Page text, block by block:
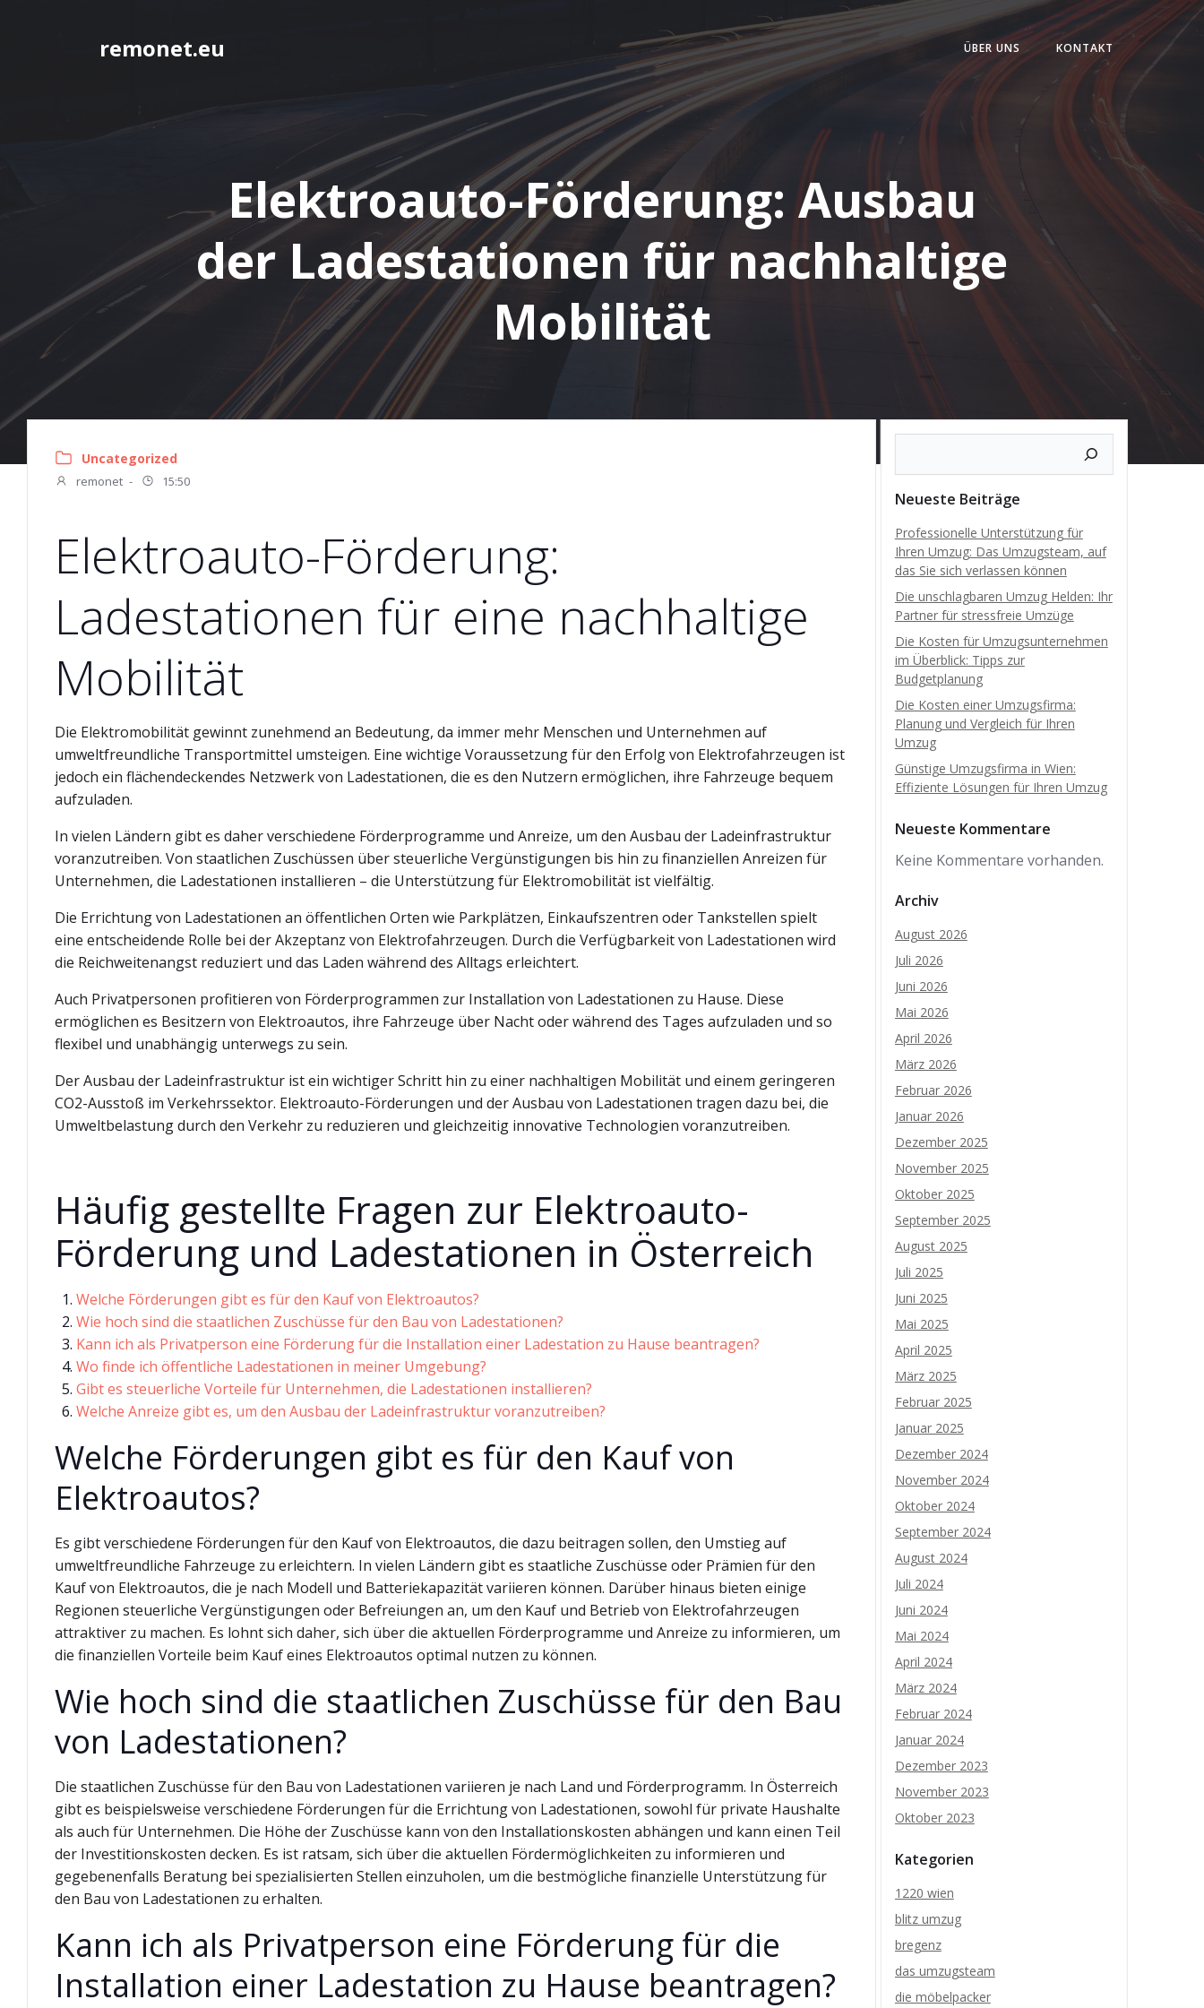
remonet.eu ÜBER UNS KONTAKT
Elektroauto-Förderung: Ausbau
der Ladestationen für nachhaltige
Mobilität
Uncategorized
remonet - 15:50
Elektroauto-Förderung:
Ladestationen für eine nachhaltige
Mobilität
Die Elektromobilität gewinnt zunehmend an Bedeutung, da immer mehr Menschen und Unternehmen auf
umweltfreundliche Transportmittel umsteigen. Eine wichtige Voraussetzung für den Erfolg von Elektrofahrzeugen ist
jedoch ein flächendeckendes Netzwerk von Ladestationen, die es den Nutzern ermöglichen, ihre Fahrzeuge bequem
aufzuladen.
In vielen Ländern gibt es daher verschiedene Förderprogramme und Anreize, um den Ausbau der Ladeinfrastruktur
voranzutreiben. Von staatlichen Zuschüssen über steuerliche Vergünstigungen bis hin zu finanziellen Anreizen für
Unternehmen, die Ladestationen installieren – die Unterstützung für Elektromobilität ist vielfältig.
Die Errichtung von Ladestationen an öffentlichen Orten wie Parkplätzen, Einkaufszentren oder Tankstellen spielt
eine entscheidende Rolle bei der Akzeptanz von Elektrofahrzeugen. Durch die Verfügbarkeit von Ladestationen wird
die Reichweitenangst reduziert und das Laden während des Alltags erleichtert.
Auch Privatpersonen profitieren von Förderprogrammen zur Installation von Ladestationen zu Hause. Diese
ermöglichen es Besitzern von Elektroautos, ihre Fahrzeuge über Nacht oder während des Tages aufzuladen und so
flexibel und unabhängig unterwegs zu sein.
Der Ausbau der Ladeinfrastruktur ist ein wichtiger Schritt hin zu einer nachhaltigen Mobilität und einem geringeren
CO2-Ausstoß im Verkehrssektor. Elektroauto-Förderungen und der Ausbau von Ladestationen tragen dazu bei, die
Umweltbelastung durch den Verkehr zu reduzieren und gleichzeitig innovative Technologien voranzutreiben.
Häufig gestellte Fragen zur Elektroauto-
Förderung und Ladestationen in Österreich
Welche Förderungen gibt es für den Kauf von Elektroautos?
Wie hoch sind die staatlichen Zuschüsse für den Bau von Ladestationen?
Kann ich als Privatperson eine Förderung für die Installation einer Ladestation zu Hause beantragen?
Wo finde ich öffentliche Ladestationen in meiner Umgebung?
Gibt es steuerliche Vorteile für Unternehmen, die Ladestationen installieren?
Welche Anreize gibt es, um den Ausbau der Ladeinfrastruktur voranzutreiben?
Welche Förderungen gibt es für den Kauf von
Elektroautos?
Es gibt verschiedene Förderungen für den Kauf von Elektroautos, die dazu beitragen sollen, den Umstieg auf
umweltfreundliche Fahrzeuge zu erleichtern. In vielen Ländern gibt es staatliche Zuschüsse oder Prämien für den
Kauf von Elektroautos, die je nach Modell und Batteriekapazität variieren können. Darüber hinaus bieten einige
Regionen steuerliche Vergünstigungen oder Befreiungen an, um den Kauf und Betrieb von Elektrofahrzeugen
attraktiver zu machen. Es lohnt sich daher, sich über die aktuellen Förderprogramme und Anreize zu informieren, um
die finanziellen Vorteile beim Kauf eines Elektroautos optimal nutzen zu können.
Wie hoch sind die staatlichen Zuschüsse für den Bau
von Ladestationen?
Die staatlichen Zuschüsse für den Bau von Ladestationen variieren je nach Land und Förderprogramm. In Österreich
gibt es beispielsweise verschiedene Förderungen für die Errichtung von Ladestationen, sowohl für private Haushalte
als auch für Unternehmen. Die Höhe der Zuschüsse kann von den Installationskosten abhängen und kann einen Teil
der Investitionskosten decken. Es ist ratsam, sich über die aktuellen Fördermöglichkeiten zu informieren und
gegebenenfalls Beratung bei spezialisierten Stellen einzuholen, um die bestmögliche finanzielle Unterstützung für
den Bau von Ladestationen zu erhalten.
Kann ich als Privatperson eine Förderung für die
Installation einer Ladestation zu Hause beantragen?
Neueste Beiträge
Professionelle Unterstützung für
Ihren Umzug: Das Umzugsteam, auf
das Sie sich verlassen können
Die unschlagbaren Umzug Helden: Ihr
Partner für stressfreie Umzüge
Die Kosten für Umzugsunternehmen
im Überblick: Tipps zur
Budgetplanung
Die Kosten einer Umzugsfirma:
Planung und Vergleich für Ihren
Umzug
Günstige Umzugsfirma in Wien:
Effiziente Lösungen für Ihren Umzug
Neueste Kommentare
Keine Kommentare vorhanden.
Archiv
August 2026
Juli 2026
Juni 2026
Mai 2026
April 2026
März 2026
Februar 2026
Januar 2026
Dezember 2025
November 2025
Oktober 2025
September 2025
August 2025
Juli 2025
Juni 2025
Mai 2025
April 2025
März 2025
Februar 2025
Januar 2025
Dezember 2024
November 2024
Oktober 2024
September 2024
August 2024
Juli 2024
Juni 2024
Mai 2024
April 2024
März 2024
Februar 2024
Januar 2024
Dezember 2023
November 2023
Oktober 2023
Kategorien
1220 wien
blitz umzug
bregenz
das umzugsteam
die möbelpacker